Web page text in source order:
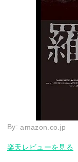
By:amazon.co.jp
楽天レビューを見る